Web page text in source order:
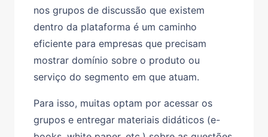
nos grupos de discussão que existem
dentro da plataforma é um caminho
eficiente para empresas que precisam
mostrar domínio sobre o produto ou
serviço do segmento em que atuam.
Para isso, muitas optam por acessar os
grupos e entregar materiais didáticos (e-